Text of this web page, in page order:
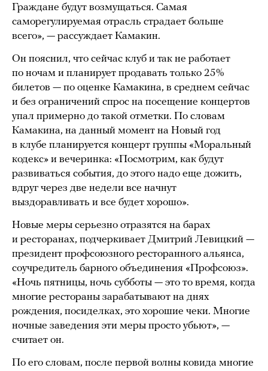
Граждане будут возмущаться. Самая
саморегулируемая отрасль страдает больше
всего», — рассуждает Камакин.
Он пояснил, что сейчас клуб и так не работает
по ночам и планирует продавать только 25%
билетов — по оценке Камакина, в среднем сейчас
и без ограничений спрос на посещение концертов
упал примерно до такой отметки. По словам
Камакина, на данный момент на Новый год
в клубе планируется концерт группы «Моральный
кодекс» и вечеринка: «Посмотрим, как будут
развиваться события, до этого надо еще дожить,
вдруг через две недели все начнут
выздоравливать и все будет хорошо».
Новые меры серьезно отразятся на барах
и ресторанах, подчеркивает Дмитрий Левицкий —
президент профсоюзного ресторанного альянса,
соучредитель барного объединения «Профсоюз».
«Ночь пятницы, ночь субботы — это то время, когда
многие рестораны зарабатывают на днях
рождения, посиделках, это хорошие чеки. Многие
ночные заведения эти меры просто убьют», —
считает он.
По его словам, после первой волны ковида многие